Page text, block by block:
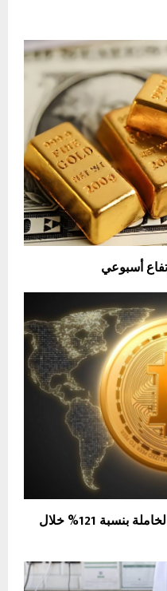
ارتفاع كبير في تحركات بيتكوين الخاملة بنسبة 121% خلال